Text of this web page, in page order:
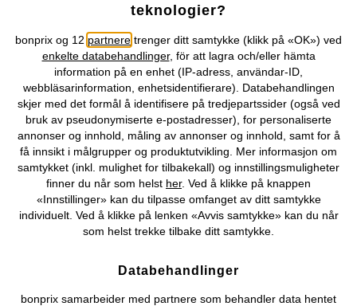
Vårt tilbud
Selskapet
Topkategorier / Sesongvarer
Du kan også finne oss på
Cookie-innstillinger
teknologier?
bonprix og 12 partnere trenger ditt samtykke (klikk på «OK») ved
enkelte databehandlinger, för att lagra och/eller hämta
information på en enhet (IP-adress, användar-ID,
webbläsarinformation, enhetsidentifierare). Databehandlingen
skjer med det formål å identifisere på tredjepartssider (også ved
bruk av pseudonymiserte e-postadresser), for personaliserte
annonser og innhold, måling av annonser og innhold, samt for å
få innsikt i målgrupper og produktutvikling. Mer informasjon om
samtykket (inkl. mulighet for tilbakekall) og innstillingsmuligheter
finner du når som helst her. Ved å klikke på knappen
«Innstillinger» kan du tilpasse omfanget av ditt samtykke
individuelt. Ved å klikke på lenken «Avvis samtykke» kan du når
som helst trekke tilbake ditt samtykke.
Databehandlinger
bonprix samarbeider med partnere som behandler data hentet